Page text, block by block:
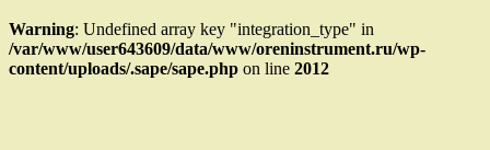
Warning: Undefined array key "integration_type" in
/var/www/user643609/data/www/oreninstrument.ru/wp-
content/uploads/.sape/sape.php on line 2012